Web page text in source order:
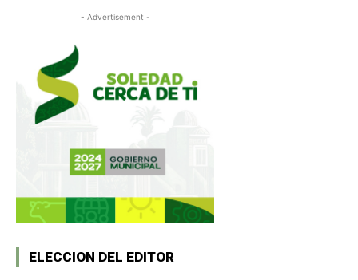
- Advertisement -
ELECCION DEL EDITOR